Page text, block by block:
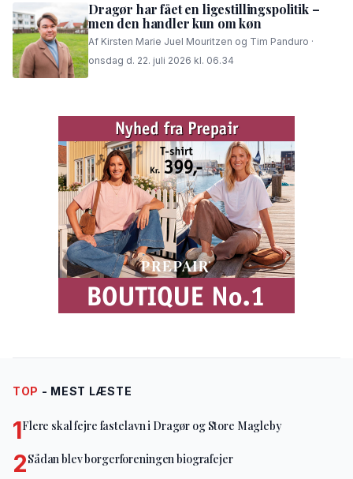
Dragør har fået en ligestillingspolitik –
men den handler kun om køn
Af Kirsten Marie Juel Mouritzen og Tim Panduro ·
onsdag d. 22. juli 2026 kl. 06.34
TOP - MEST LÆSTE
1Flere skal fejre fastelavn i Dragør og Store Magleby
2Sådan blev borgerforeningen biografejer